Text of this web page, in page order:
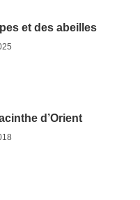
et des abeilles
d’Orient